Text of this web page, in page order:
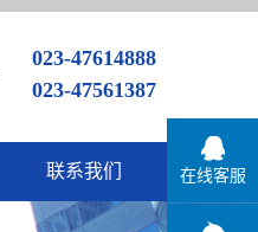
023-47614888
023-47561387
联系我们 在线客服